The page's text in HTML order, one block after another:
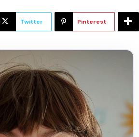
Twitter Pinterest